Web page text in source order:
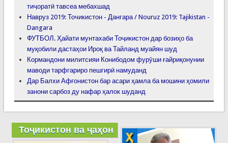
тиҷоратӣ тавсеа мебахшад
Навруз 2019: Точикистон - Дангара / Nouruz 2019: Tajikistan -
Dangara
ФУТБОЛ. Ҳайати мунтахаби Тоҷикистон дар бозиҳо ба
муқобили дастаҳои Ироқ ва Тайланд муайян шуд
Кормандони милитсияи Конибодом фурӯши ғайриқонунии
маводи тарфгариро пешгирӣ намуданд
Дар Балхи Афғонистон бар асари ҳамла ба мошини ҳомили
занони сарбоз ду нафар ҳалок шуданд
Тоҷикистон ва ҷаҳон